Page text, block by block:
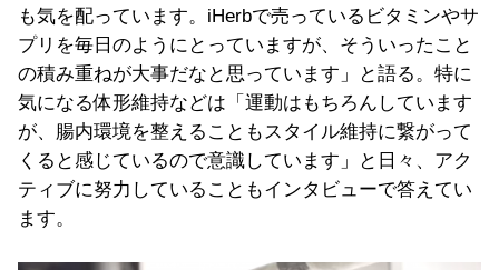
も気を配っています。iHerbで売っているビタミンやサ
プリを毎日のようにとっていますが、そういったこと
の積み重ねが大事だなと思っています」と語る。特に
気になる体形維持などは「運動はもちろんしています
が、腸内環境を整えることもスタイル維持に繋がって
くると感じているので意識しています」と日々、アク
ティブに努力していることもインタビューで答えてい
ます。